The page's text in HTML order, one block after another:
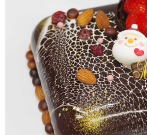
会社情報